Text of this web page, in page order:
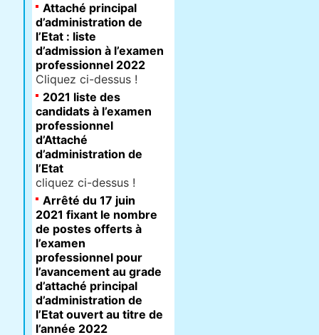
Attaché principal
d’administration de
l’Etat : liste
d’admission à l’examen
professionnel 2022
Cliquez ci-dessus !
2021 liste des
candidats à l’examen
professionnel
d’Attaché
d’administration de
l’Etat
cliquez ci-dessus !
Arrêté du 17 juin
2021 fixant le nombre
de postes offerts à
l’examen
professionnel pour
l’avancement au grade
d’attaché principal
d’administration de
l’Etat ouvert au titre de
l’année 2022